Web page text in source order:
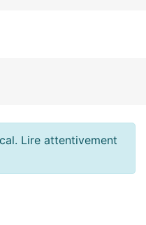
Lire attentivement